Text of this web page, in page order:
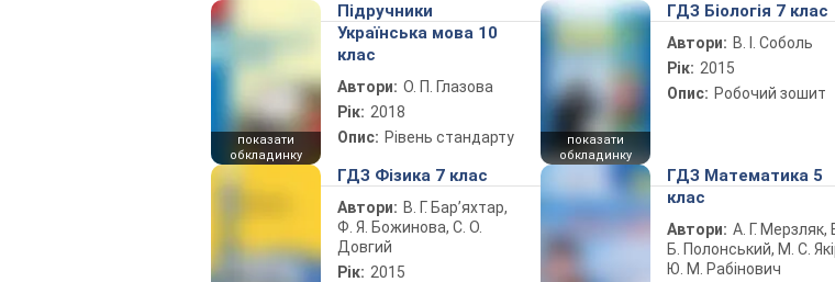
показати
обкладинку
Підручники
Українська мова 10
клас
Автори: О. П. Глазова
Рік: 2018
Опис: Рівень стандарту
показати
обкладинку
ГДЗ Біологія 7 клас
Автори: В. І. Соболь
Рік: 2015
Опис: Робочий зошит
ГДЗ Фізика 7 клас
Автори: В. Г. Бар’яхтар,
Ф. Я. Божинова, С. О.
Довгий
Рік: 2015
ГДЗ Математика 5
клас
Автори: А. Г. Мерзляк,
Б. Полонський, М. С.
Ю. М. Рабінович